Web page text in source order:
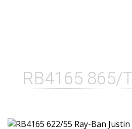
RB4165 865/